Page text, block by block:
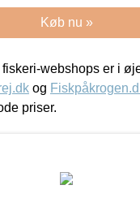
Køb nu »
webshops er i
og
priser.